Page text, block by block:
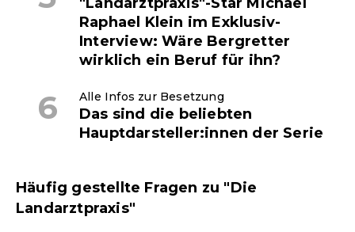
Raphael Klein im Exklusiv-
Interview: Wäre Bergretter
wirklich ein Beruf für ihn?
Alle Infos zur Besetzung
Das sind die beliebten
Hauptdarsteller:innen der Serie
Häufig gestellte Fragen zu "Die
Landarztpraxis"